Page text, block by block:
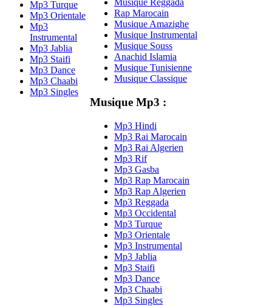
Mp3 Turque
Mp3 Orientale
Mp3
Instrumental
Mp3 Jablia
Mp3 Staifi
Mp3 Dance
Mp3 Chaabi
Mp3 Singles
Musique Reggada
Rap Marocain
Musique Amazighe
Musique Instrumental
Musique Souss
Anachid Islamia
Musique Tunisienne
Musique Classique
Musique Mp3 :
Mp3 Hindi
Mp3 Rai Marocain
Mp3 Rai Algerien
Mp3 Rif
Mp3 Gasba
Mp3 Rap Marocain
Mp3 Rap Algerien
Mp3 Reggada
Mp3 Occidental
Mp3 Turque
Mp3 Orientale
Mp3 Instrumental
Mp3 Jablia
Mp3 Staifi
Mp3 Dance
Mp3 Chaabi
Mp3 Singles